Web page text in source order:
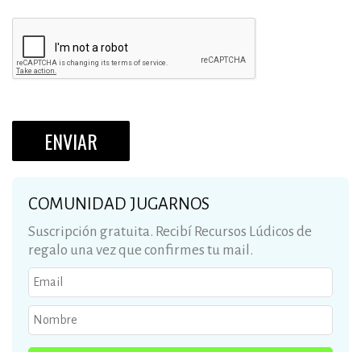
COMUNIDAD JUGARNOS
Suscripción gratuita. Recibí Recursos Lúdicos de
regalo una vez que confirmes tu mail.